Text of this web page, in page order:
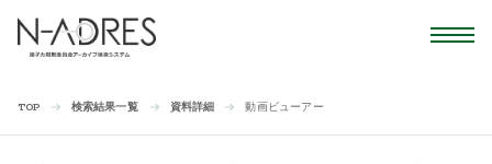
TOP 検索結果一覧 資料詳細 動画ビューアー